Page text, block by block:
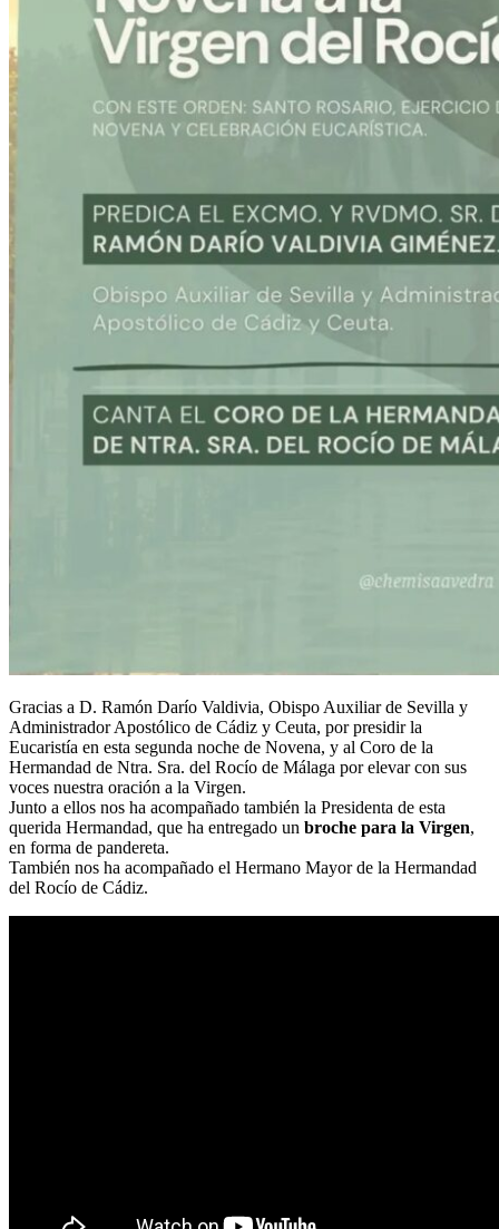
Gracias a D. Ramón Darío Valdivia, Obispo Auxiliar de Sevilla y
Administrador Apostólico de Cádiz y Ceuta, por presidir la
Eucaristía en esta segunda noche de Novena, y al Coro de la
Hermandad de Ntra. Sra. del Rocío de Málaga por elevar con sus
voces nuestra oración a la Virgen.
Junto a ellos nos ha acompañado también la Presidenta de esta
querida Hermandad, que ha entregado un broche para la Virgen,
en forma de pandereta.
También nos ha acompañado el Hermano Mayor de la Hermandad
del Rocío de Cádiz.